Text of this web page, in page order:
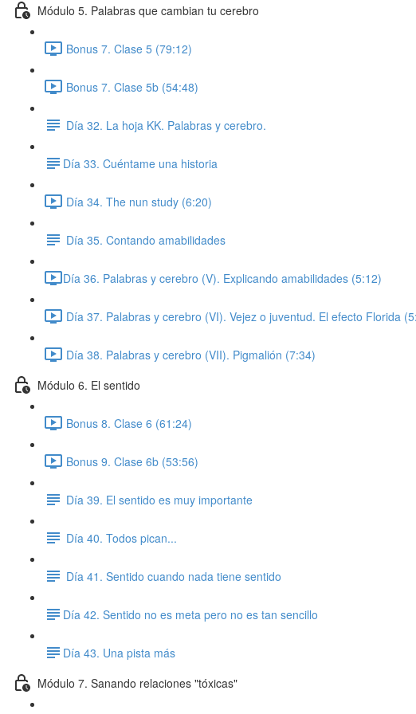
Módulo 5. Palabras que cambian tu cerebro
Bonus 7. Clase 5 (79:12)
Bonus 7. Clase 5b (54:48)
Día 32. La hoja KK. Palabras y cerebro.
​Día 33. Cuéntame una historia
Día 34. The nun study (6:20)
Día 35. Contando amabilidades
​Día 36. Palabras y cerebro (V). Explicando amabilidades (5:12)
Día 37. Palabras y cerebro (VI). Vejez o juventud. El efecto Florida
Día 38. Palabras y cerebro (VII). Pigmalión (7:34)
Módulo 6. El sentido
Bonus 8. Clase 6 (61:24)
Bonus 9. Clase 6b (53:56)
Día 39. El sentido es muy importante
Día 40. Todos pican...
Día 41. Sentido cuando nada tiene sentido
​Día 42. Sentido no es meta pero no es tan sencillo
​Día 43. Una pista más
Módulo 7. Sanando relaciones "tóxicas"